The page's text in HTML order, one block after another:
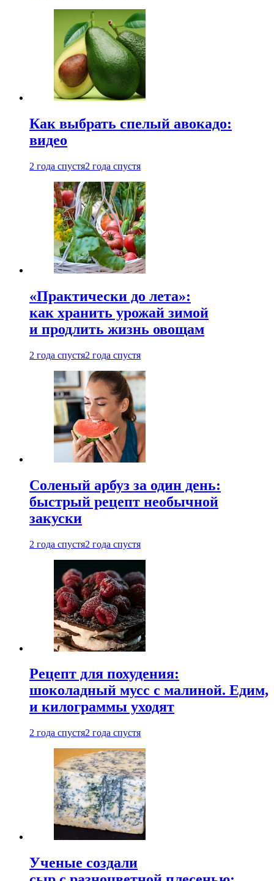
Как выбрать спелый авокадо:
видео
2 года спустя2 года спустя
«Практически до лета»:
как хранить урожай зимой
и продлить жизнь овощам
2 года спустя2 года спустя
Соленый арбуз за один день:
быстрый рецепт необычной
закуски
2 года спустя2 года спустя
Рецепт для похудения:
шоколадный мусс с малиной. Едим,
и килограммы уходят
2 года спустя2 года спустя
Ученые создали